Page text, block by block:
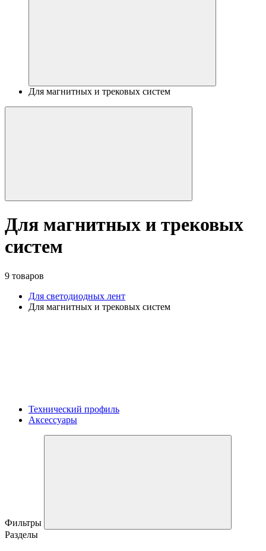
Для магнитных и трековых систем
Для магнитных и трековых
систем
9 товаров
Для светодиодных лент
Для магнитных и трековых систем
Технический профиль
Аксессуары
Фильтры
Разделы